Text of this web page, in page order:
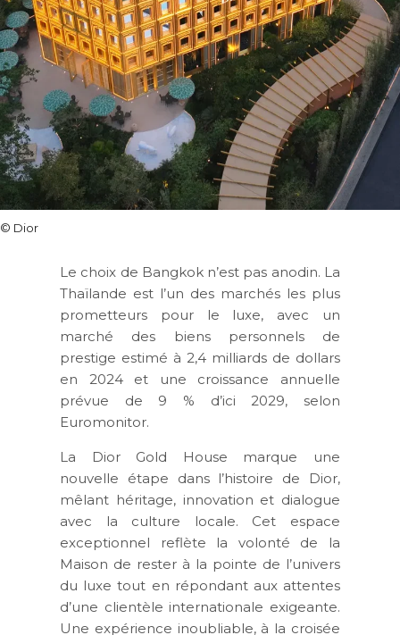
© Dior
Le choix de Bangkok n’est pas anodin. La
Thaïlande est l’un des marchés les plus
prometteurs pour le luxe, avec un
marché des biens personnels de
prestige estimé à 2,4 milliards de dollars
en 2024 et une croissance annuelle
prévue de 9 % d’ici 2029, selon
Euromonitor.
La Dior Gold House marque une
nouvelle étape dans l’histoire de Dior,
mêlant héritage, innovation et dialogue
avec la culture locale. Cet espace
exceptionnel reflète la volonté de la
Maison de rester à la pointe de l’univers
du luxe tout en répondant aux attentes
d’une clientèle internationale exigeante.
Une expérience inoubliable, à la croisée